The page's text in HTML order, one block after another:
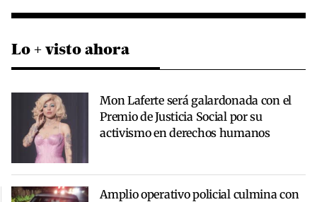
Lo + visto ahora
Mon Laferte será galardonada con el
Premio de Justicia Social por su
activismo en derechos humanos
Amplio operativo policial culmina con